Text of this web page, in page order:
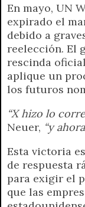
En mayo, UN
expirado el
debido a
reelección. El
rescinda
aplique un
los futuros
“X hizo lo
Neuer, “y
Esta victoria
de respuesta
para exigir el
que las